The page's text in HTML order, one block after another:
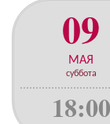
09
МАЯ
суббота
18:00